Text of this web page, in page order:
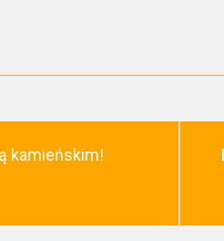
kamieńskim!